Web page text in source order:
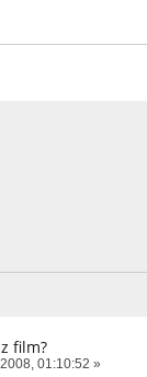
film?
01:10:52 »